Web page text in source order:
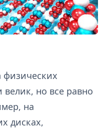
физических
велик, но все равно
на
дисках,